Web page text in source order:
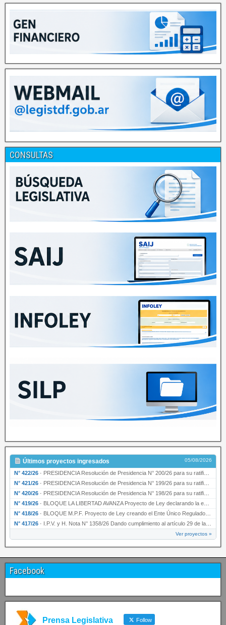
CONSULTAS
Últimos proyectos ingresados 05/08/2026
N° 422/26 · PRESIDENCIA Resolución de Presidencia N° 200/26 para su ratificación.
N° 421/26 · PRESIDENCIA Resolución de Presidencia N° 199/26 para su ratificación.
N° 420/26 · PRESIDENCIA Resolución de Presidencia N° 198/26 para su ratificación.
N° 419/26 · BLOQUE LA LIBERTAD AVANZA Proyecto de Ley declarando la esencialidad del servicio educativ…
N° 418/26 · BLOQUE M.P.F. Proyecto de Ley creando el Ente Único Regulador de servicios públicos de la …
N° 417/26 · I.P.V. y H. Nota N° 1358/26 Dando cumplimiento al artículo 29 de la Ley provincial N° 1399…
Ver proyectos »
Facebook
Prensa Legislativa Follow